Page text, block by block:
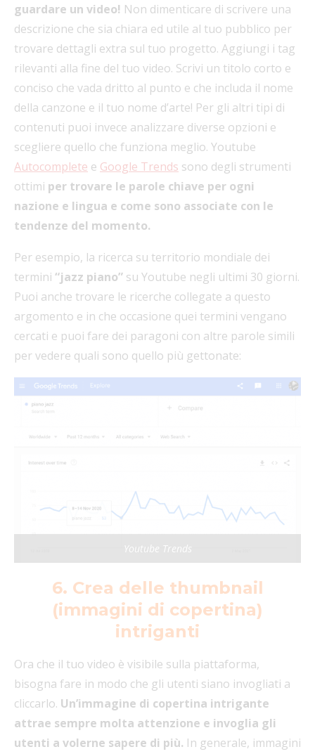
guardare un video! Non dimenticare di scrivere una
descrizione che sia chiara ed utile al tuo pubblico per
trovare dettagli extra sul tuo progetto. Aggiungi i tag
rilevanti alla fine del tuo video. Scrivi un titolo corto e
conciso che vada dritto al punto e che includa il nome
della canzone e il tuo nome d’arte! Per gli altri tipi di
contenuti puoi invece analizzare diverse opzioni e
scegliere quello che funziona meglio. Youtube
Autocomplete e Google Trends sono degli strumenti
ottimi per trovare le parole chiave per ogni
nazione e lingua e come sono associate con le
tendenze del momento.
Per esempio, la ricerca su territorio mondiale dei
termini “jazz piano” su Youtube negli ultimi 30 giorni.
Puoi anche trovare le ricerche collegate a questo
argomento e in che occasione quei termini vengano
cercati e puoi fare dei paragoni con altre parole simili
per vedere quali sono quello più gettonate:
Youtube Trends
6. Crea delle thumbnail
(immagini di copertina)
intriganti
Ora che il tuo video è visibile sulla piattaforma,
bisogna fare in modo che gli utenti siano invogliati a
cliccarlo. Un’immagine di copertina intrigante
attrae sempre molta attenzione e invoglia gli
utenti a volerne sapere di più. In generale, immagini